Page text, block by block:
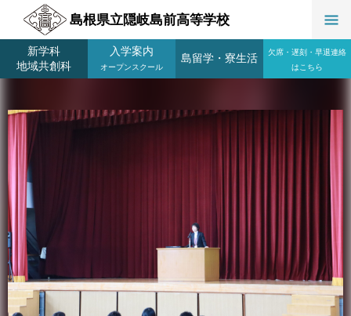
島根県立隠岐島前高等学校
新学科
地域共創科
入学案内
オープンスクール
島留学 ・ 寮生活
欠席・遅刻・早退連絡
はこちら